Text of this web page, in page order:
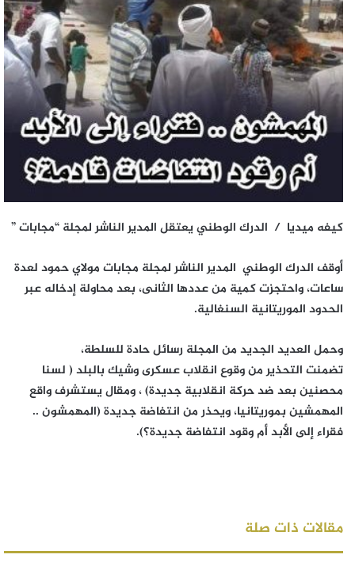
كيفه ميديا / الدرك الوطني يعتقل المدير الناشر لمجلة “مجابات ”
أوقف الدرك الوطني المدير الناشر لمجلة مجابات مولاي حمود لعدة
ساعات، واحتجزت كمية من عددها الثانى، بعد محاولة إدخاله عبر
الحدود الموريتانية السنغالية.
وحمل العديد الجديد من المجلة رسائل حادة للسلطة،
تضمنت التحذير من وقوع انقلاب عسكرى وشيك بالبلد ( لسنا
محصنين بعد ضد حركة انقلابية جديدة) ، ومقال يستشرف واقع
المهمشين بموريتانيا، ويحذر من انتفاضة جديدة (المهمشون ..
فقراء إلى الأبد أم وقود انتفاضة جديدة؟).
مقالات ذات صلة